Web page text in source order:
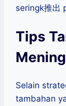
seringk推出
Tips
Selain
tambahan